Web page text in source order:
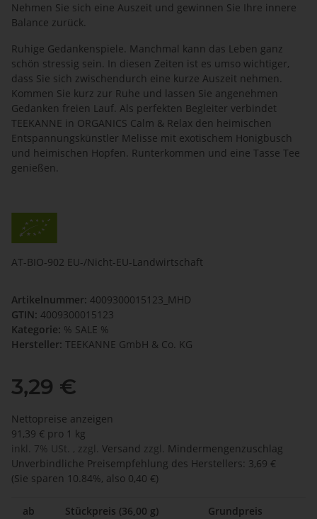
Nehmen Sie sich eine Auszeit und gewinnen Sie Ihre innere
Balance zurück.
Ruhige Gedankenspiele. Manchmal kann das Leben ganz
schön stressig sein. In diesen Zeiten ist es umso wichtiger,
dass Sie sich zwischendurch eine kurze Auszeit nehmen.
Kommen Sie kurz zur Ruhe und lassen Sie angenehmen
Gedanken freien Lauf. Als perfekten Begleiter verbindet
TEEKANNE in ORGANICS Calm & Relax den heimischen
Entspannungskünstler Melisse mit exotischem Honigbusch
und heimischen Hopfen. Runterkommen und eine Tasse Tee
genießen.
AT-BIO-902 EU-/Nicht-EU-Landwirtschaft
Artikelnummer: 4009300015123_MHD
GTIN: 4009300015123
Kategorie: % SALE %
Hersteller: TEEKANNE GmbH & Co. KG
3,29 €
Nettopreise anzeigen
91,39 € pro 1 kg
inkl. 7% USt. , zzgl. Versand zzgl.
Mindermengenzuschlag
Unverbindliche Preisempfehlung des Herstellers: 3,69 €
(Sie sparen 10.84%, also 0,40 €)
ab Stückpreis (36,00 g) Grundpreis